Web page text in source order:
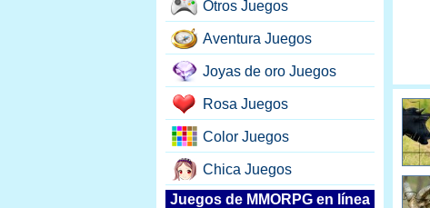
Otros Juegos
Aventura Juegos
Joyas de oro Juegos
Rosa Juegos
Color Juegos
Chica Juegos
Juegos de MMORPG en línea